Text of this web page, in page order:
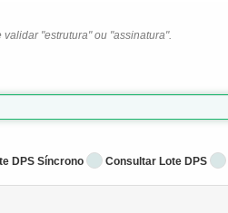
"estrutura" ou "assinatura".
DPS Síncrono Consultar Lote DPS